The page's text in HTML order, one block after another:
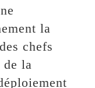
la
chefs
de la